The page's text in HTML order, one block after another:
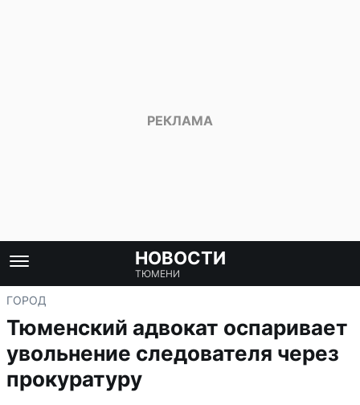
НОВОСТИ
ТЮМЕНИ
ГОРОД
Тюменский адвокат оспаривает
увольнение следователя через
прокуратуру